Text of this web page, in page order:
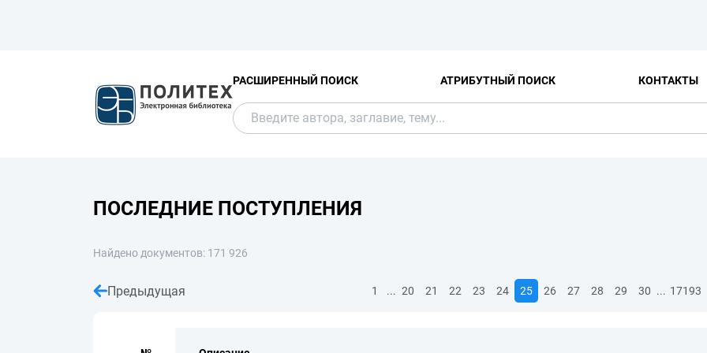
РАСШИРЕННЫЙ ПОИСК АТРИБУТНЫЙ ПОИСК КОНТАКТЫ
ПОСЛЕДНИЕ ПОСТУПЛЕНИЯ
Найдено документов: 171 926
Предыдущая 1 ... 20 21 22 23 24 25 26 27 28 29 30 ... 17193